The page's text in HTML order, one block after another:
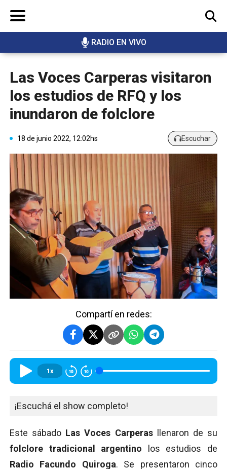
RADIO EN VIVO
BUSCAR
Las Voces Carperas visitaron
los estudios de RFQ y los
inundaron de folclore
18 de junio 2022, 12:02hs Escuchar
Compartí en redes:
1x
¡Escuchá el show completo!
Este sábado Las Voces Carperasllenaron de su
folclore tradicional argentino los estudios de
Radio Facundo Quiroga. Se presentaron cinco